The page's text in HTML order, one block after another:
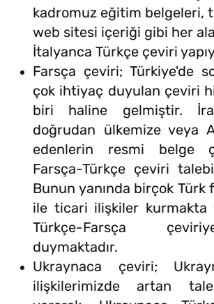
kadromuz eğitim belgeleri,
web sitesi içeriği gibi her
İtalyanca Türkçe çeviri
Farsça çeviri; Türkiye'de
çok ihtiyaç duyulan çeviri
biri haline gelmiştir.
doğrudan ülkemize veya
edenlerin resmi belge
Farsça-Türkçe çeviri
Bunun yanında birçok Türk
ile ticari ilişkiler kurmakta
Türkçe-Farsça
duymaktadır.
Ukraynaca çeviri;
ilişkilerimizde artan